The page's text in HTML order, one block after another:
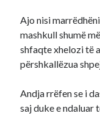
Ajo nisi
mashkull shumë
shfaqte xhelozi të
përshkallëzua
Andja rrëfen se i
saj duke e ndaluar